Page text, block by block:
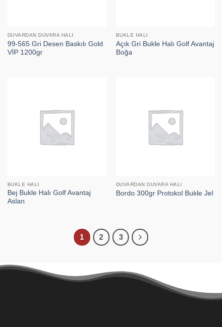
DUVARDAN DUVARA HALI
99-565 Gri Desen Baskılı Gold
VİP 1200gr
BUKLE HALI
Açık Gri Bukle Halı Golf Avantaj
Boğa
BUKLE HALI
Bej Bukle Halı Golf Avantaj
Aslan
DUVARDAN DUVARA HALI
Bordo 300gr Protokol Bukle Jel
1 2 3